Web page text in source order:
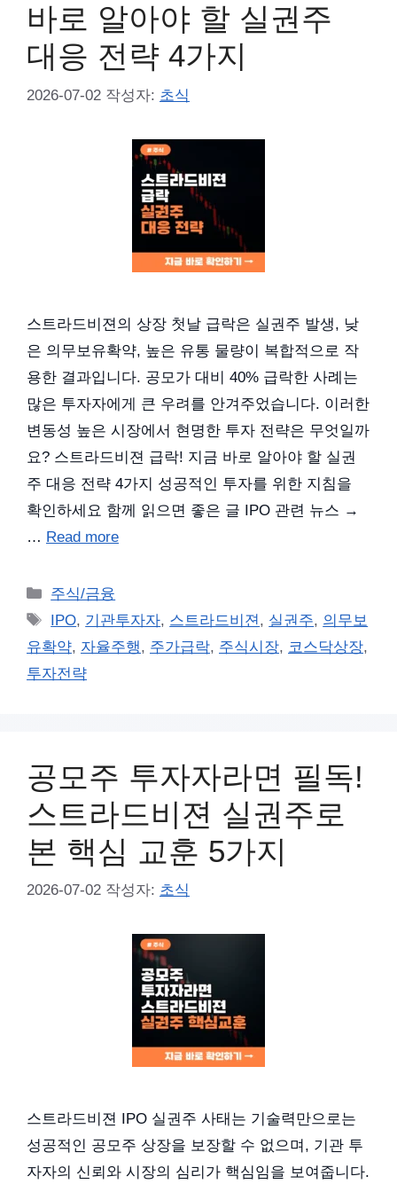
바로 알아야 할 실권주
대응 전략 4가지
2026-07-02 작성자: 초식
스트라드비젼의 상장 첫날 급락은 실권주 발생, 낮
은 의무보유확약, 높은 유통 물량이 복합적으로 작
용한 결과입니다. 공모가 대비 40% 급락한 사례는
많은 투자자에게 큰 우려를 안겨주었습니다. 이러한
변동성 높은 시장에서 현명한 투자 전략은 무엇일까
요? 스트라드비젼 급락! 지금 바로 알아야 할 실권
주 대응 전략 4가지 성공적인 투자를 위한 지침을
확인하세요 함께 읽으면 좋은 글 IPO 관련 뉴스 →
… Read more
카
테
리
주식/금융
태
그
IPO, 기관투자자, 스트라드비젼 , 실권주, 의무보
유확약, 자율주행, 주가급락, 주식시장, 코스닥상장,
투자전략
공모주 투자자라면 필독!
스트라드비젼 실권주로
본 핵심 교훈 5가지
2026-07-02 작성자: 초식
스트라드비젼 IPO 실권주 사태는 기술력만으로는
성공적인 공모주 상장을 보장할 수 없으며, 기관 투
자자의 신뢰와 시장의 심리가 핵심임을 보여줍니다.